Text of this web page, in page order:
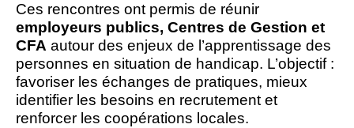
Ces rencontres ont permis de réunir
employeurs publics, Centres de Gestion et
CFA autour des enjeux de l’apprentissage des
personnes en situation de handicap. L’objectif :
favoriser les échanges de pratiques, mieux
identifier les besoins en recrutement et
renforcer les coopérations locales.